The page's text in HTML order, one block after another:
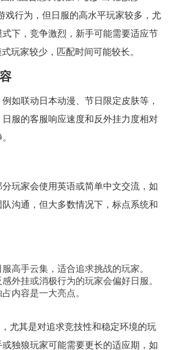
戏行为，但日服的高水平玩家较多，尤
下，竞争激烈，新手可能需要适应节
玩家较少，匹配时间可能较长。
如联动日本动漫、节日限定皮肤等，
服的客服响应速度和反外挂力度相对
玩家会使用英语或简单中文交流，如
沟通，但大多数情况下，标点系统和
服高手云集，适合追求挑战的玩家。
感外挂或消极行为的玩家会偏好日服。
占内容是一大亮点。
尤其是对追求竞技性和稳定环境的玩
独狼玩家可能需要更长的适应期，如